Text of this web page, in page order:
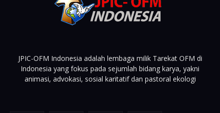
JPIC-OFM Indonesia adalah lembaga milik Tarekat OFM di
Indonesia yang fokus pada sejumlah bidang karya, yakni
animasi, advokasi, sosial karitatif dan pastoral ekologi